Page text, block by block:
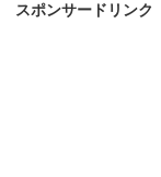
スポンサードリンク